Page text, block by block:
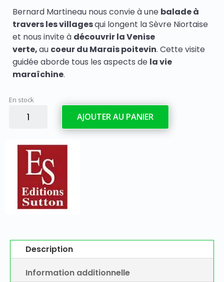
Bernard Martineau nous convie à une balade à
travers les villagesqui longent la Sèvre Niortaise
et nous invite à découvrir la Venise
verte,au coeur du Marais poitevin. Cette visite
guidée aborde tous les aspects de la vie
maraîchine.
En stock
Marais
Poitevin
anecdotes
AJOUTER AU PANIER
Description
Information additionnelle